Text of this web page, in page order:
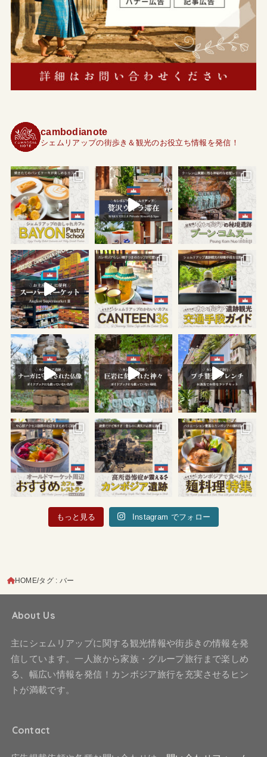
cambodianote
シェムリアップの街歩き＆観光のお役立ち情報を発信！
もっと見る Instagram でフォロー
HOME タグ : バー
About Us
主にシェムリアップに関する観光情報や街歩きの情報を発
信しています。一人旅から家族・グループ旅行まで楽しめ
る、幅広い情報を発信！カンボジア旅行を充実させるヒン
トが満載です。
Contact